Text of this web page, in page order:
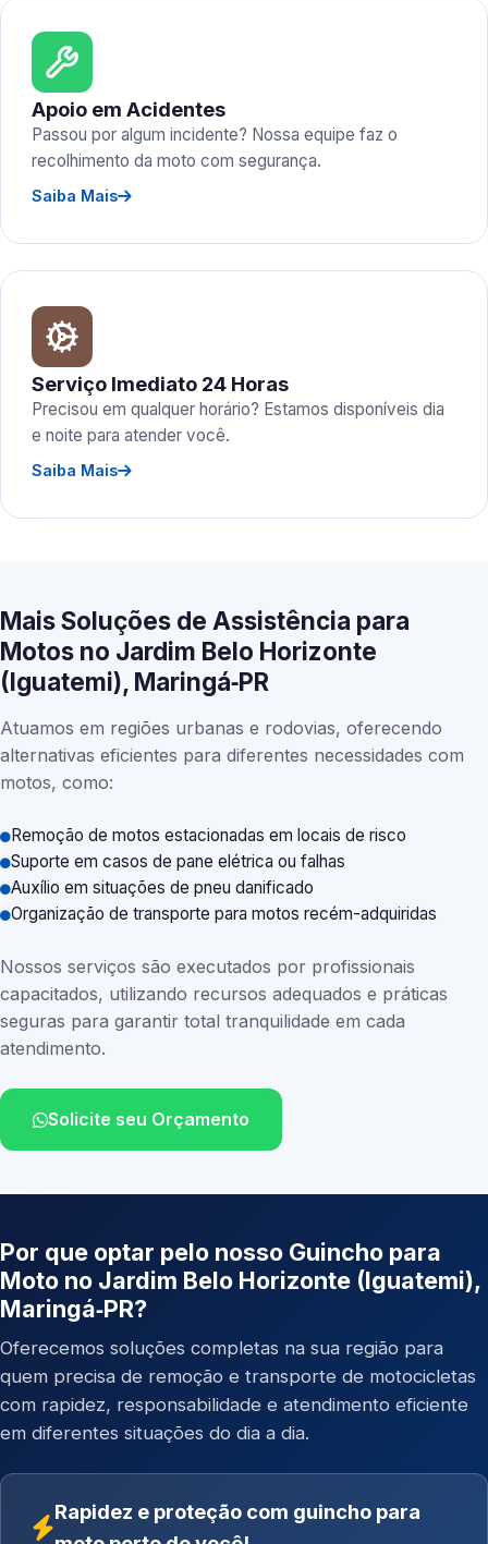
Apoio em Acidentes
Passou por algum incidente? Nossa equipe faz o
recolhimento da moto com segurança.
Saiba Mais
Serviço Imediato 24 Horas
Precisou em qualquer horário? Estamos disponíveis dia
e noite para atender você.
Saiba Mais
Mais Soluções de Assistência para
Motos no Jardim Belo Horizonte
(Iguatemi), Maringá‑PR
Atuamos em regiões urbanas e rodovias, oferecendo
alternativas eficientes para diferentes necessidades com
motos, como:
Remoção de motos estacionadas em locais de risco
Suporte em casos de pane elétrica ou falhas
Auxílio em situações de pneu danificado
Organização de transporte para motos recém-adquiridas
Nossos serviços são executados por profissionais
capacitados, utilizando recursos adequados e práticas
seguras para garantir total tranquilidade em cada
atendimento.
Solicite seu Orçamento
Por que optar pelo nosso Guincho para
Moto no Jardim Belo Horizonte (Iguatemi),
Maringá‑PR?
Oferecemos soluções completas na sua região para
quem precisa de remoção e transporte de motocicletas
com rapidez, responsabilidade e atendimento eficiente
em diferentes situações do dia a dia.
Rapidez e proteção com guincho para